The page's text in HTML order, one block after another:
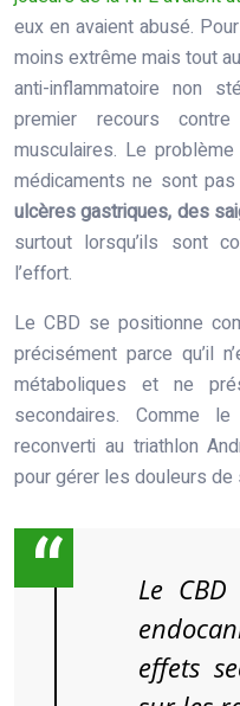
eux en avaient abusé.
moins extrême mais tout
anti-inflammatoire non
premier recours
musculaires. Le
médicaments ne sont
ulcères gastriques, des
surtout lorsqu’ils sont
l’effort.
Le CBD se positionne
précisément parce qu’il
métaboliques et ne
secondaires. Comme
reconverti au triathlon
pour gérer les douleurs de
Le
effets